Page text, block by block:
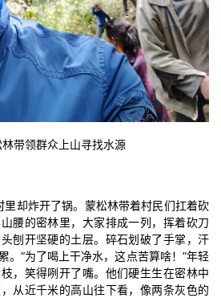
带领群众上山寻找水源
里却炸开了锅。蒙松林带着村民们扛着砍
腰的密林里，大家排成一列，挥着砍刀
刨开坚硬的土层。碎石划破了手掌，汗
。“为了喝上干净水，这点苦算啥！”年轻
，笑得咧开了嘴。他们硬生生在密林中
从近千米的高山往下看，像两条灰色的